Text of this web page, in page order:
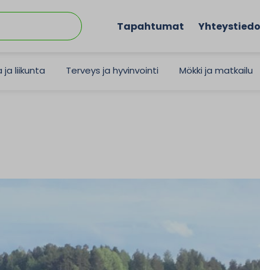
Tapahtumat
ja liikunta Terveys ja hyvinvointi Mökki ja matkailu